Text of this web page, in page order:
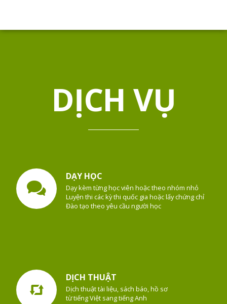
DỊCH VỤ
DẠY HỌC
Dạy kèm từng học viên hoặc theo nhóm nhỏ
Luyện thi các kỳ thi quốc gia hoặc lấy chứng chỉ
Đào tạo theo yêu cầu người học
DỊCH THUẬT
Dịch thuật tài liệu, sách báo, hồ sơ
từ tiếng Việt sang tiếng Anh